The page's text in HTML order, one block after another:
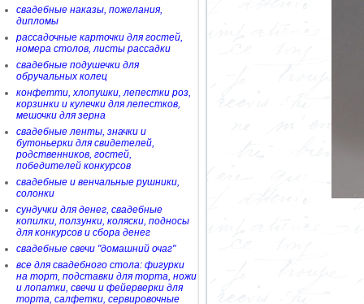
свадебные наказы, пожелания,
дипломы
рассадочные карточки для гостей,
номера столов, листы рассадки
свадебные подушечки для
обручальных колец
конфетти, хлопушки, лепестки роз,
корзинки и кулечки для лепестков,
мешочки для зерна
свадебные ленты, значки и
бутоньерки для свидетелей,
родственников, гостей,
победителей конкурсов
свадебные и венчальные рушники,
солонки
сундучки для денег, свадебные
копилки, ползунки, коляски, подносы
для конкурсов и сбора денег
свадебные свечи "домашний очаг"
все для свадебного стола: фигурки
на торт, подставки для торта, ножи
и лопатки, свечи и фейерверки для
торта, салфетки, сервировочные